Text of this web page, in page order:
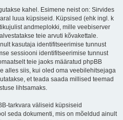
kahel. Esimene neist on: Sirvides
luua küpsiseid. Küpsised (ehk ingl. k
andmeplokki, mille veebiserver
teie arvuti kõvakettale.
kasutaja identifitseerimise tunnust
sessiooni identifitseerimise tunnust
teie jaoks määratud phpBB
alles siis, kui oled oma veebilehitsejaga
et teada saada millised teemad
lihtsamaks.
tarkvara väliseid küpsiseid
seda dokumenti, mis on mõeldud ainult